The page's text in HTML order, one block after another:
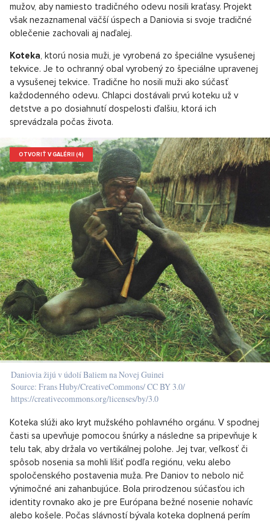
mužov, aby namiesto tradičného odevu nosili kraťasy. Projekt
však nezaznamenal väčší úspech a Daniovia si svoje tradičné
oblečenie zachovali aj naďalej.
Koteka , ktorú nosia muži, je vyrobená zo špeciálne vysušenej
tekvice. Je to ochranný obal vyrobený zo špeciálne upravenej
a vysušenej tekvice. Tradične ho nosili muži ako súčasť
každodenného odevu. Chlapci dostávali prvú koteku už v
detstve a po dosiahnutí dospelosti ďalšiu, ktorá ich
sprevádzala počas života.
OTVORIŤ V GALÉRII (4)
Daniovia žijú v údolí Baliem na Novej Guinei
Source: Frans Huby/CreativeCommons/ CC BY 3.0/
https://creativecommons.org/licenses/by/3.0
Koteka slúži ako kryt mužského pohlavného orgánu. V spodnej
časti sa upevňuje pomocou šnúrky a následne sa pripevňuje k
telu tak, aby držala vo vertikálnej polohe. Jej tvar, veľkosť či
spôsob nosenia sa mohli líšiť podľa regiónu, veku alebo
spoločenského postavenia muža. Pre Daniov to nebolo nič
výnimočné ani zahanbujúce. Bola prirodzenou súčasťou ich
identity rovnako ako je pre Európana bežné nosenie nohavíc
alebo košele. Počas slávností bývala koteka doplnená perím